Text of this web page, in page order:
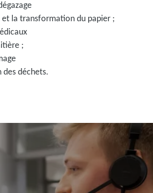
et la transformation du papier ;
;
déchets.